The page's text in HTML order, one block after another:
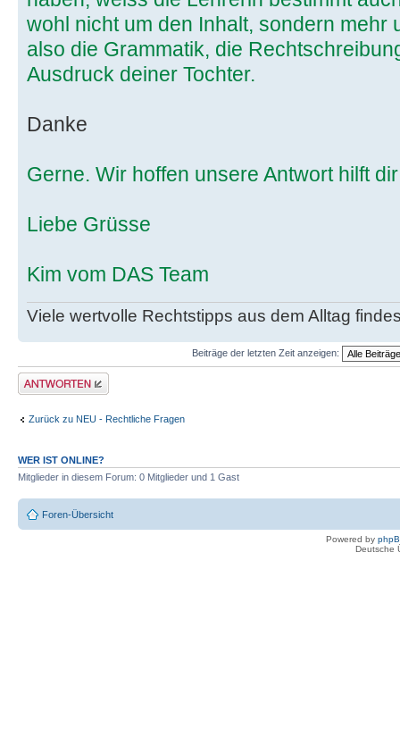
wohl nicht um den Inhalt, sondern mehr
also die Grammatik, die
Ausdruck deiner Tochter.
Danke
Gerne. Wir hoffen unsere Antwort hilft
Liebe Grüsse
Kim vom DAS Team
Viele wertvolle Rechtstipps aus dem Alltag
Beiträge der letzten Zeit anzeigen:
Antwort erstellen
Zurück zu NEU - Rechtliche Fragen
WER IST ONLINE?
Mitglieder in diesem Forum: 0 Mitglieder und 1 Gast
Foren-Übersicht
Powered by
Deutsche